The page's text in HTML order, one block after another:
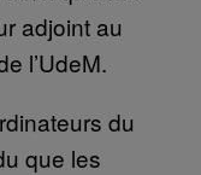
adjoint au
l’UdeM.
du
que les